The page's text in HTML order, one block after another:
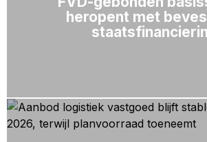
heropent met